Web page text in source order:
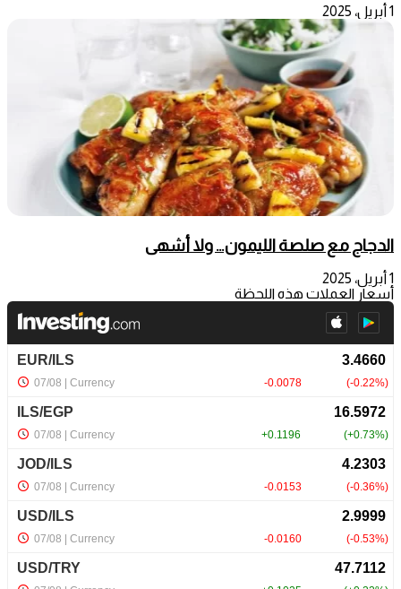
1 أبريل، 2025
الدجاج مع صلصة الليمون… ولا أشهى
1 أبريل، 2025
أسعار العملات هذه اللحظة